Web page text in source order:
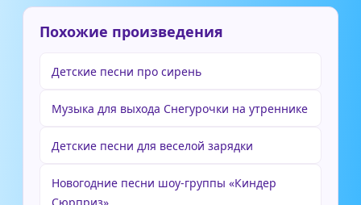
Похожие произведения
Детские песни про сирень
Музыка для выхода Снегурочки на утреннике
Детские песни для веселой зарядки
Новогодние песни шоу-группы «Киндер